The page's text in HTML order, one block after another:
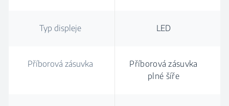
Typ displeje LED
Příborová zásuvka
Příborová zásuvka
plné šíře